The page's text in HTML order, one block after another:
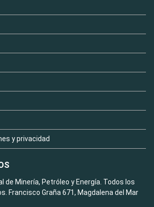
y privacidad
de Minería, Petróleo y Energía. Todos los
Francisco Graña 671, Magdalena del Mar